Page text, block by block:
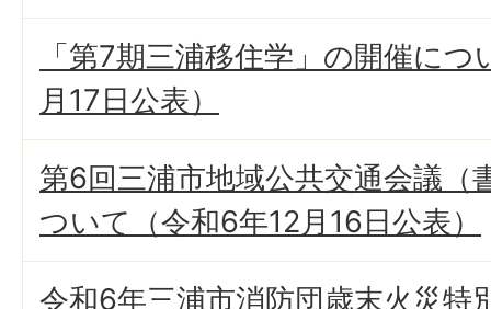
「第7期三浦移住学」の開催に
月17日公表）
第6回三浦市地域公共交通会議（
ついて（令和6年12月16日公表）
令和6年三浦市消防団歳末火災特